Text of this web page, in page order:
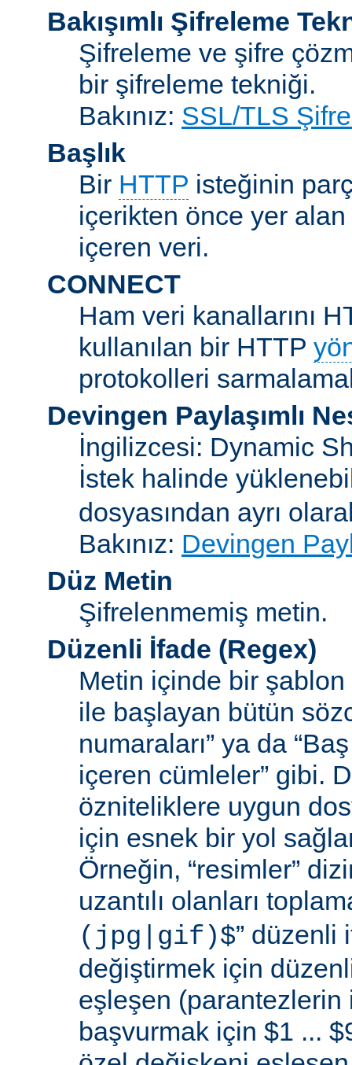
Bakışımlı Şifreleme
Şifreleme ve şifre
bir şifreleme tekniği.
Bakınız: SSL/TLS
Başlık
Bir HTTP isteğinin
içerikten önce yer
içeren veri.
CONNECT
Ham veri kanallarını
kullanılan bir HTTP
protokolleri
Devingen Paylaşımlı
İngilizcesi: Dynamic
İstek halinde
dosyasından ayrı
Bakınız: Devingen
Düz Metin
Şifrelenmemiş metin.
Düzenli İfade (Regex)
Metin içinde bir şablon
ile başlayan bütün
numaraları” ya da
içeren cümleler” gibi.
özniteliklere uygun
için esnek bir yol
Örneğin, “resimler”
uzantılı olanları
(jpg|gif)$” düzenli
değiştirmek için
eşleşen (parantezlerin
başvurmak için $1 ...